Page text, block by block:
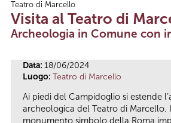
Tu sei qui
Teatro di Marcello
Visita al Teatro di
Archeologia in Comune con
Data: 18/06/2024
Luogo: Teatro di Marcello
Ai piedi del Campidoglio si estende
archeologica del Teatro di Marcello.
monumento simbolo della Roma